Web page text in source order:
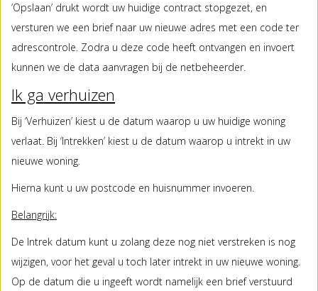
’Opslaan’ drukt wordt uw huidige contract stopgezet, en
versturen we een brief naar uw nieuwe adres met een code ter
adrescontrole. Zodra u deze code heeft ontvangen en invoert
kunnen we de data aanvragen bij de netbeheerder.
Ik ga verhuizen
Bij ‘Verhuizen’ kiest u de datum waarop u uw huidige woning
verlaat. Bij ‘Intrekken’ kiest u de datum waarop u intrekt in uw
nieuwe woning.
Hierna kunt u uw postcode en huisnummer invoeren.
Belangrijk:
De Intrek datum kunt u zolang deze nog niet verstreken is nog
wijzigen, voor het geval u toch later intrekt in uw nieuwe woning.
Op de datum die u ingeeft wordt namelijk een brief verstuurd